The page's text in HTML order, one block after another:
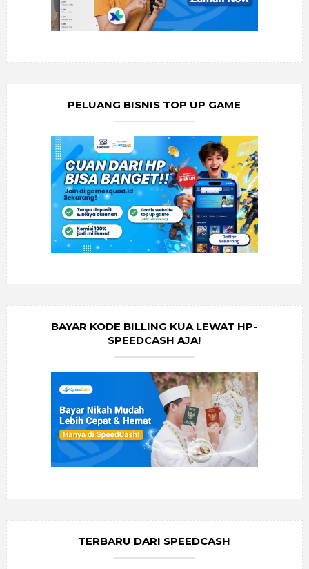
PELUANG BISNIS TOP UP GAME
BAYAR KODE BILLING KUA LEWAT HP-
SPEEDCASH AJA!
TERBARU DARI SPEEDCASH